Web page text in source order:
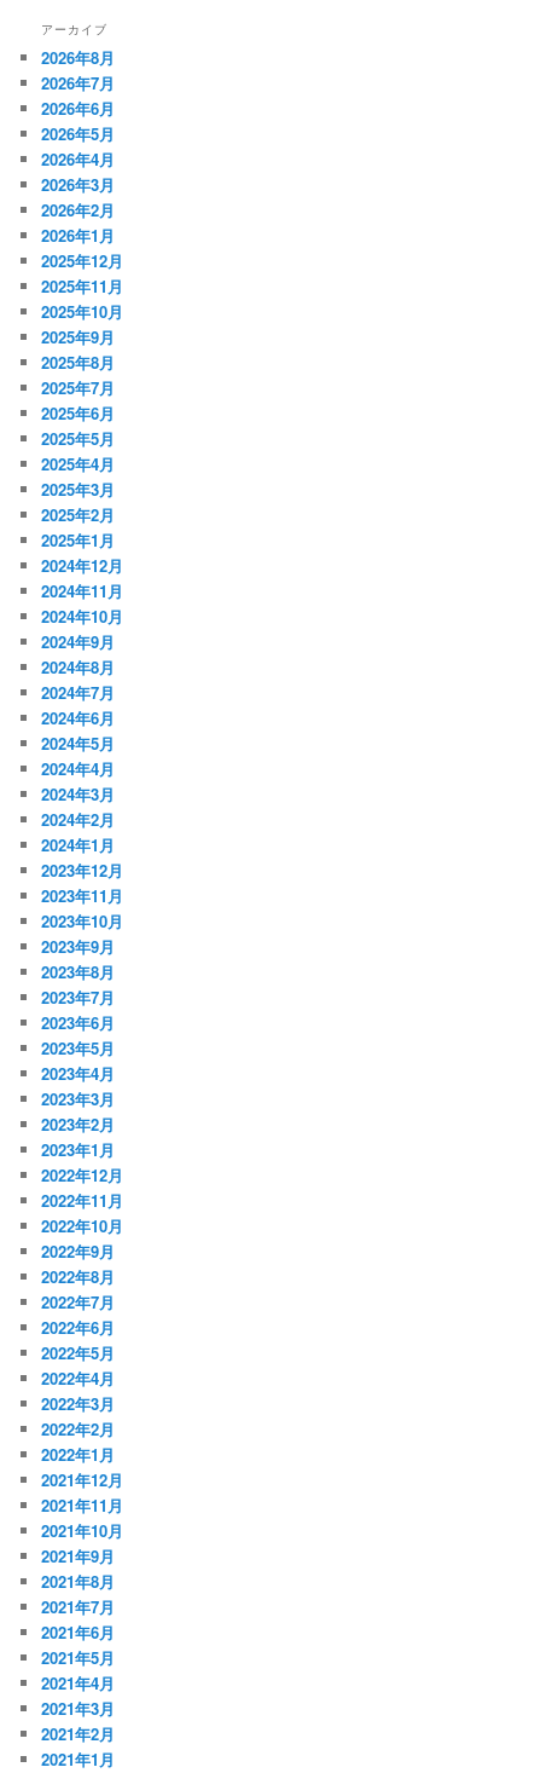
アーカイブ
2026年8月
2026年7月
2026年6月
2026年5月
2026年4月
2026年3月
2026年2月
2026年1月
2025年12月
2025年11月
2025年10月
2025年9月
2025年8月
2025年7月
2025年6月
2025年5月
2025年4月
2025年3月
2025年2月
2025年1月
2024年12月
2024年11月
2024年10月
2024年9月
2024年8月
2024年7月
2024年6月
2024年5月
2024年4月
2024年3月
2024年2月
2024年1月
2023年12月
2023年11月
2023年10月
2023年9月
2023年8月
2023年7月
2023年6月
2023年5月
2023年4月
2023年3月
2023年2月
2023年1月
2022年12月
2022年11月
2022年10月
2022年9月
2022年8月
2022年7月
2022年6月
2022年5月
2022年4月
2022年3月
2022年2月
2022年1月
2021年12月
2021年11月
2021年10月
2021年9月
2021年8月
2021年7月
2021年6月
2021年5月
2021年4月
2021年3月
2021年2月
2021年1月